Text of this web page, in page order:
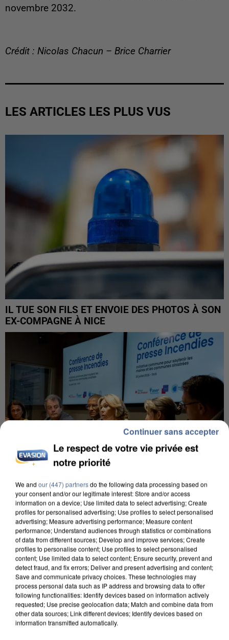
novembre 2032.
Crédit : Nicolas Chacun – Brice Charrier
LES ARTICLES LES PLUS VUS
IL TUE SON FILS ET ENVOIE DES PHOTOS À SON
EX-COMPAGNE À NICE
INCENDIES : L’ÎLE-DE-FRANCE LANCE UN ÉLAN
DE SOLIDARITÉ AVEC LES...
Le respect de votre vie privée est
notre priorité
We and our (447) partnersdo the following data processing based on
your consent and/or our legitimate interest: Store and/or access
information on a device; Use limited data to select advertising; Create
profiles for personalised advertising; Use profiles to select personalised
advertising; Measure advertising performance; Measure content
performance; Understand audiences through statistics or combinations
of data from different sources; Develop and improve services; Create
profiles to personalise content; Use profiles to select personalised
content; Use limited data to select content; Ensure security, prevent and
detect fraud, and fix errors; Deliver and present advertising and content;
Save and communicate privacy choices. These technologies may
process personal data such as IP address and browsing data to offer
following functionalities: Identify devices based on information actively
requested; Use precise geolocation data; Match and combine data from
other data sources; Link different devices; Identify devices based on
information transmitted automatically.
Continuer sans accepter